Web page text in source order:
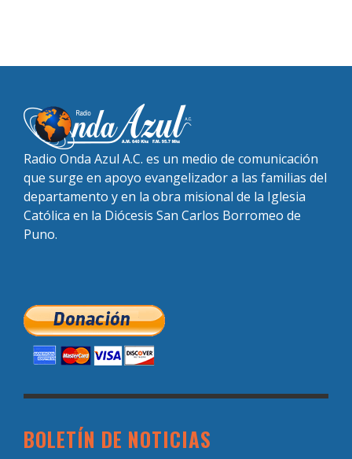
Radio Onda Azul A.C. es un medio de comunicación
que surge en apoyo evangelizador a las familias del
departamento y en la obra misional de la Iglesia
Católica en la Diócesis San Carlos Borromeo de
Puno.
BOLETÍN DE NOTICIAS